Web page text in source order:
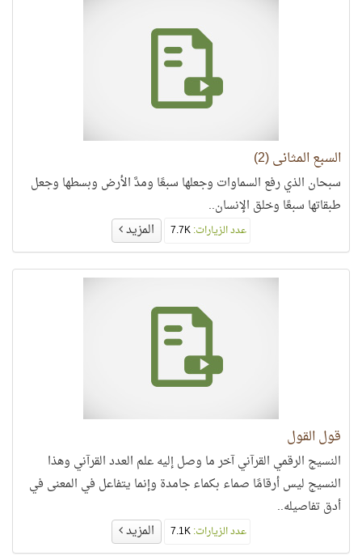
السبع المثاني (2)
سبحان الذي رفع السماوات وجعلها سبعًا ومدَّ الأرض وبسطها وجعل
طبقاتها سبعًا وخلق الإنسان..
عدد الزيارات: المزيد
قول القول
النسيج الرقمي القرآني آخر ما وصل إليه علم العدد القرآني وهذا
النسيج ليس أرقامًا صماء بكماء جامدة وإنما يتفاعل في المعنى في
أدق تفاصيله..
عدد الزيارات: المزيد